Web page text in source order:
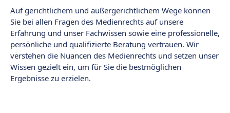
Auf gerichtlichem und außergerichtlichem Wege können
Sie bei allen Fragen des Medienrechts auf unsere
Erfahrung und unser Fachwissen sowie eine professionelle,
persönliche und qualifizierte Beratung vertrauen. Wir
verstehen die Nuancen des Medienrechts und setzen unser
Wissen gezielt ein, um für Sie die bestmöglichen
Ergebnisse zu erzielen.